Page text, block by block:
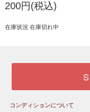
200円(税込)
在庫状況 在庫切れ中
コンディションについて